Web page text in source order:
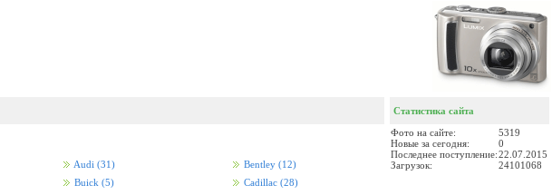
Audi (31) Bentley (12)
Buick (5) Cadillac (28)
Статистика сайта
Фото на сайте:
5319
Новые за сегодня:
0
Последнее поступление:22.07.2015
Загрузок:
24101068